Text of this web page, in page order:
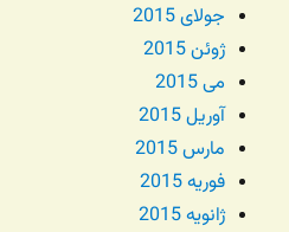
جولای 2015
ژوئن 2015
می 2015
آوریل 2015
مارس 2015
فوریه 2015
ژانویه 2015